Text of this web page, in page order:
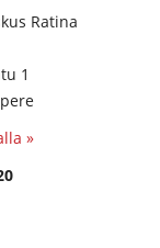
Ratina
1
»